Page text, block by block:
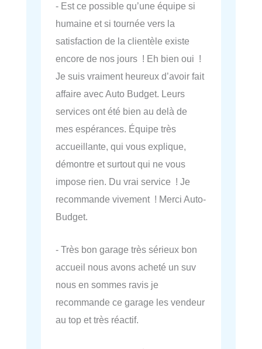
- Est ce possible qu’une équipe si
humaine et si tournée vers la
satisfaction de la clientèle existe
encore de nos jours ! Eh bien oui !
Je suis vraiment heureux d’avoir fait
affaire avec Auto Budget. Leurs
services ont été bien au delà de
mes espérances. Équipe très
accueillante, qui vous explique,
démontre et surtout qui ne vous
impose rien. Du vrai service ! Je
recommande vivement ! Merci Auto-
Budget.
- Très bon garage très sérieux bon
accueil nous avons acheté un suv
nous en sommes ravis je
recommande ce garage les vendeur
au top et très réactif.